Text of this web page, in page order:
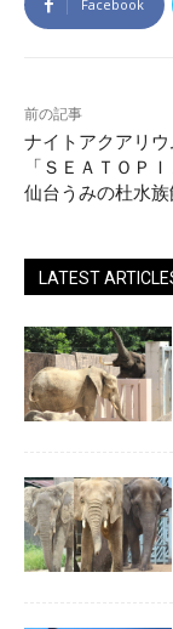
Facebook
前の記事
ナイトアクアリ
「ＳＥＡＴＯＰ
仙台うみの杜水族
LATEST